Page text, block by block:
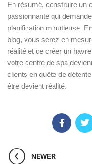
En résumé, construire un
passionnante qui
planification minutieuse.
blog, vous serez en
réalité et de créer un
votre centre de spa
clients en quête de
être devient réalité.
NEWER